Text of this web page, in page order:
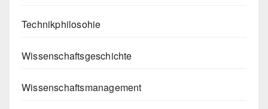
Technikphilosohie
Wissenschaftsgeschichte
Wissenschaftsmanagement